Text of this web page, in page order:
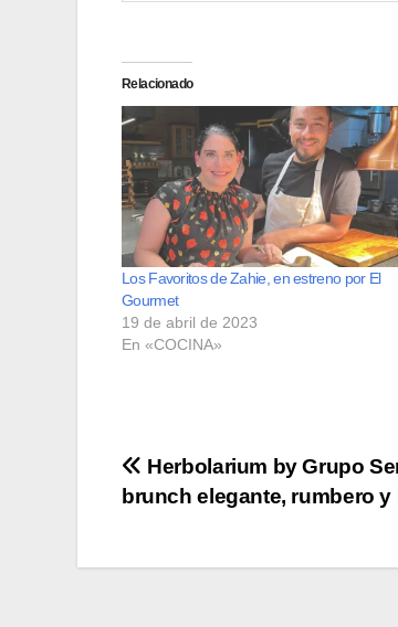
Relacionado
Los Favoritos de Zahie, en estreno por El
Gourmet
19 de abril de 2023
En «COCINA»
Navegación
entradas
Herbolarium by Grupo
brunch elegante, rumbero y